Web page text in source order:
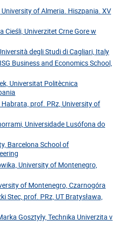
of Almeria. Hiszpania. XV
Cieśli, Univerzitet Crne Gore w
degli Studi di Cagliari, Italy
Business and Economics School,
Universitat Politècnica
prof. PRz, University of
Universidade Lusófona do
Barcelona School of
University of Montenegro,
of Montenegro, Czarnogóra
Stec, prof. PRz, UT Bratysława,
Gosztyły, Technika Univerzita v